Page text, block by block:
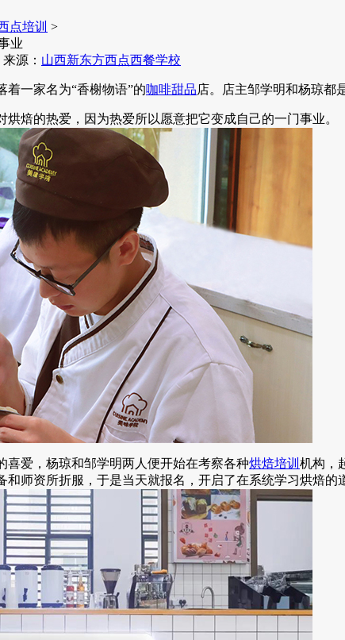
点培训 >
业
源： 山西新东方西点西餐学校
一家名为“香榭物语”的咖啡甜品店。店主邹学明和杨琼都
的热爱，因为热爱所以愿意把它变成自己的一门事业。
爱，杨琼和邹学明两人便开始在考察各种烘焙培训 机构，
师资所折服，于是当天就报名，开启了在系统学习烘焙的